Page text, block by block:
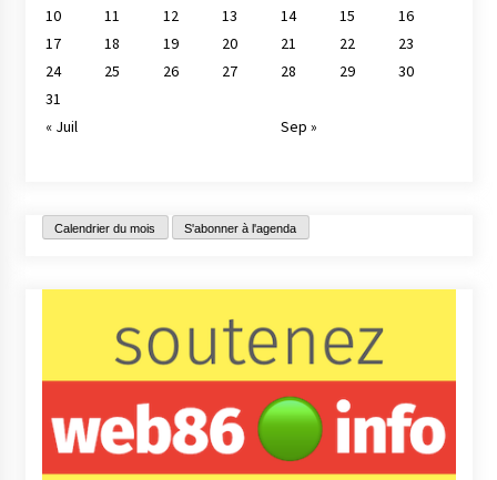
10
11 12 13 14 15
16
17
18 19 20 21 22
23
24
25 26 27 28 29
30
31
« Juil
Sep »
Calendrier du mois S'abonner à l'agenda